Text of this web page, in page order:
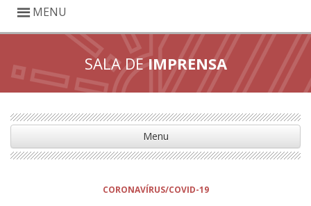
MENU
SALA DEIMPRENSA
Menu
CORONAVÍRUS/COVID-19